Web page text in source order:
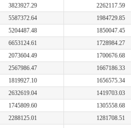
3823927.29 2262117.59
5587372.64 1984729.85
5204487.48 1850047.45
6653124.61 1728984.27
2073604.49 1700676.68
2567986.47 1667186.33
1819927.10 1656575.34
2632619.04 1419703.03
1745809.60 1305558.68
2288125.01 1281708.51